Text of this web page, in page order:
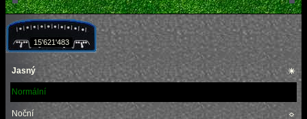
15'621'483
Jasný ☀
Normální
Noční ☼